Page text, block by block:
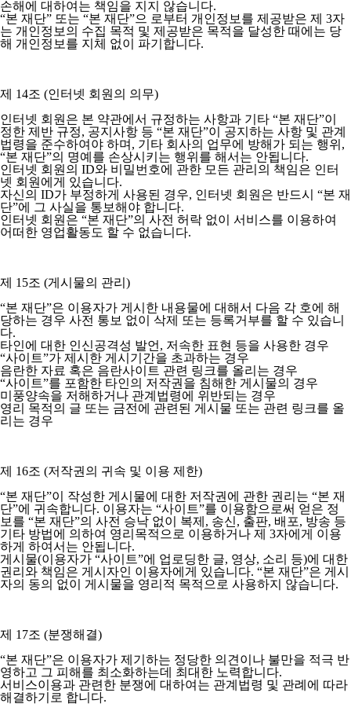
손해에 대하여는 책임을 지지 않습니다.
“본 재단” 또는 “본 재단”으 로부터 개인정보를 제공받은 제 3자
는 개인정보의 수집 목적 및 제공받은 목적을 달성한 때에는 당
해 개인정보를 지체 없이 파기합니다.
제 14조 (인터넷 회원의 의무)
인터넷 회원은 본 약관에서 규정하는 사항과 기타 “본 재단”이
정한 제반 규정, 공지사항 등 “본 재단”이 공지하는 사항 및 관계
법령을 준수하여야 하며, 기타 회사의 업무에 방해가 되는 행위,
“본 재단”의 명예를 손상시키는 행위를 해서는 안됩니다.
인터넷 회원의 ID와 비밀번호에 관한 모든 관리의 책임은 인터
넷 회원에게 있습니다.
자신의 ID가 부정하게 사용된 경우, 인터넷 회원은 반드시 “본 재
단”에 그 사실을 통보해야 합니다.
인터넷 회원은 “본 재단”의 사전 허락 없이 서비스를 이용하여
어떠한 영업활동도 할 수 없습니다.
제 15조 (게시물의 관리)
“본 재단”은 이용자가 게시한 내용물에 대해서 다음 각 호에 해
당하는 경우 사전 통보 없이 삭제 또는 등록거부를 할 수 있습니
다.
타인에 대한 인신공격성 발언, 저속한 표현 등을 사용한 경우
“사이트”가 제시한 게시기간을 초과하는 경우
음란한 자료 혹은 음란사이트 관련 링크를 올리는 경우
“사이트”를 포함한 타인의 저작권을 침해한 게시물의 경우
미풍양속을 저해하거나 관계법령에 위반되는 경우
영리 목적의 글 또는 금전에 관련된 게시물 또는 관련 링크를 올
리는 경우
제 16조 (저작권의 귀속 및 이용 제한)
“본 재단”이 작성한 게시물에 대한 저작권에 관한 권리는 “본 재
단”에 귀속합니다. 이용자는 “사이트”를 이용함으로써 얻은 정
보를 “본 재단”의 사전 승낙 없이 복제, 송신, 출판, 배포, 방송 등
기타 방법에 의하여 영리목적으로 이용하거나 제 3자에게 이용
하게 하여서는 안됩니다.
게시물(이용자가 “사이트”에 업로딩한 글, 영상, 소리 등)에 대한
권리와 책임은 게시자인 이용자에게 있습니다. “본 재단”은 게시
자의 동의 없이 게시물을 영리적 목적으로 사용하지 않습니다.
제 17조 (분쟁해결)
“본 재단”은 이용자가 제기하는 정당한 의견이나 불만을 적극 반
영하고 그 피해를 최소화하는데 최대한 노력합니다.
서비스이용과 관련한 분쟁에 대하여는 관계법령 및 관례에 따라
해결하기로 합니다.